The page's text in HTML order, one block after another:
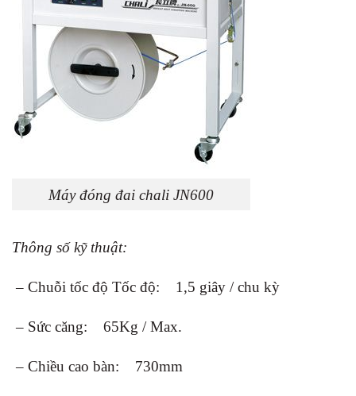
Máy đóng đai chali JN600
Thông số kỹ thuật:
– Chuỗi tốc độ Tốc độ: 1,5 giây / chu kỳ
– Sức căng: 65Kg / Max.
– Chiều cao bàn: 730mm